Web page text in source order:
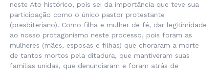
neste Ato histórico, pois sei da importância que teve sua
participação como o único pastor protestante
(presbiteriano). Como filha e mulher de fé, dar legitimidade
ao nosso protagonismo neste processo, pois foram as
mulheres (mães, esposas e filhas) que choraram a morte
de tantos mortos pela ditadura, que mantiveram suas
famílias unidas, que denunciaram e foram atrás de